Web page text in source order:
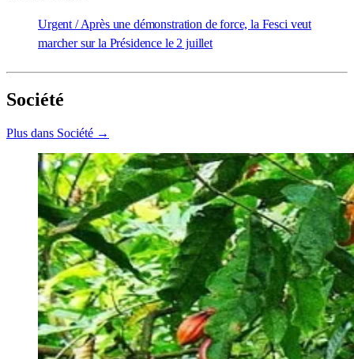
Urgent / Après une démonstration de force, la Fesci veut
marcher sur la Présidence le 2 juillet
Société
Plus dans Société →